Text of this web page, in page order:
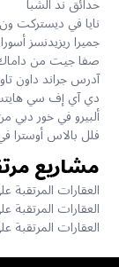
نايا في ديستركت ون
جميرا ريزيدنسز
صفا جيت من داماك
آدرس جراند داون
دي آي إف سي
ألبيرو في خور دبي
فلل بالاس أوسترا
مشاريع
العقارات المرتقبة على
العقارات المرتقبة على
العقارات المرتقبة على